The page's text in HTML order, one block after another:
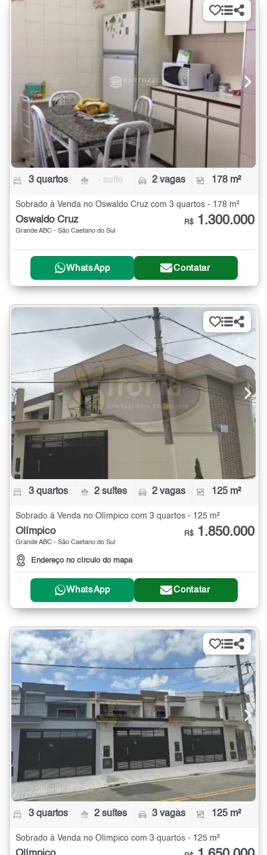
3 quartos - suíte 2 vagas 178 m²
Sobrado à Venda no Oswaldo Cruz com 3 quartos - 178 m²
Oswaldo Cruz
Grande ABC - São Caetano do Sul
R$ 1.300.000
WhatsApp Contatar
3 quartos 2 suítes 2 vagas 125 m²
Sobrado à Venda no Olímpico com 3 quartos - 125 m²
Olímpico
Grande ABC - São Caetano do Sul
Endereço no círculo do mapa
R$ 1.850.000
WhatsApp Contatar
3 quartos 2 suítes 3 vagas 125 m²
Sobrado à Venda no Olímpico com 3 quartos - 125 m²